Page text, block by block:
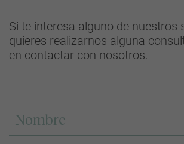
Si te interesa alguno de nuestros
quieres realizarnos alguna
en contactar con nosotros.